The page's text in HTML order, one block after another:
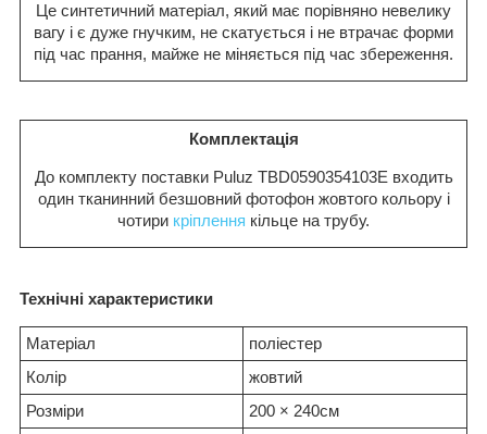
Це синтетичний матеріал, який має порівняно невелику
вагу і є дуже гнучким, не скатується і не втрачає форми
під час прання, майже не міняється під час збереження.
Комплектація
До комплекту поставки Puluz TBD0590354103E входить
один тканинний безшовний фотофон жовтого кольору і
чотири кріплення кільце на трубу.
Технічні характеристики
Матеріал
поліестер
Колір
жовтий
Розміри
200 × 240см